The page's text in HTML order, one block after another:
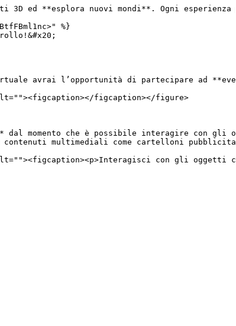
ed **esplora nuovi mondi**. Ogni
%}
avrai l’opportunità di partecipare ad
alt=""><figcaption></figcaption></figure>
dal momento che è possibile interagire con
multimediali come cartelloni